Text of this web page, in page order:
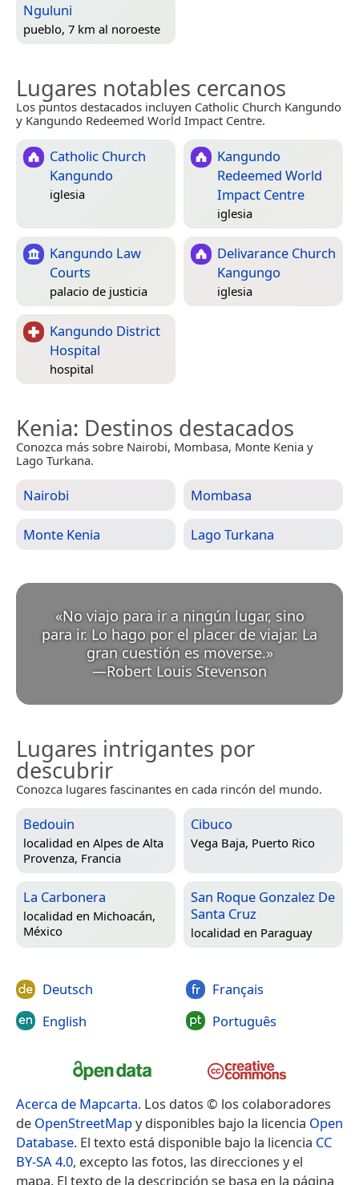
Nguluni
pueblo, 7 km al noroeste
Lugares notables cercanos
Los puntos destacados incluyen Catholic Church Kangundo
y Kangundo Redeemed World Impact Centre.
Catholic Church
Kangundo
iglesia
Kangundo
Redeemed World
Impact Centre
iglesia
Kangundo Law
Courts
palacio de justicia
Delivarance Church
Kangungo
iglesia
Kangundo District
Hospital
hospital
Kenia: Destinos destacados
Conozca más sobre Nairobi, Mombasa, Monte Kenia y
Lago Turkana.
Nairobi Mombasa
Monte Kenia Lago Turkana
«No viajo para ir a ningún lugar, sino
para ir. Lo hago por el placer de viajar. La
gran cuestión es moverse. »
—Robert Louis Stevenson
Lugares intrigantes por
descubrir
Conozca lugares fascinantes en cada rincón del mundo.
Bedouin
localidad en Alpes de Alta
Provenza, Francia
Cibuco
Vega Baja, Puerto Rico
La Carbonera
localidad en Michoacán,
México
San Roque Gonzalez De
Santa Cruz
localidad en Paraguay
Deutsch
English
Français
Português
Acerca de Mapcarta. Los datos © los colaboradores
de OpenStreetMapy disponibles bajo la licencia Open
Database. El texto está disponible bajo la licencia CC
BY-SA 4.0, excepto las fotos, las direcciones y el
mapa. El texto de la descripción se basa en la página